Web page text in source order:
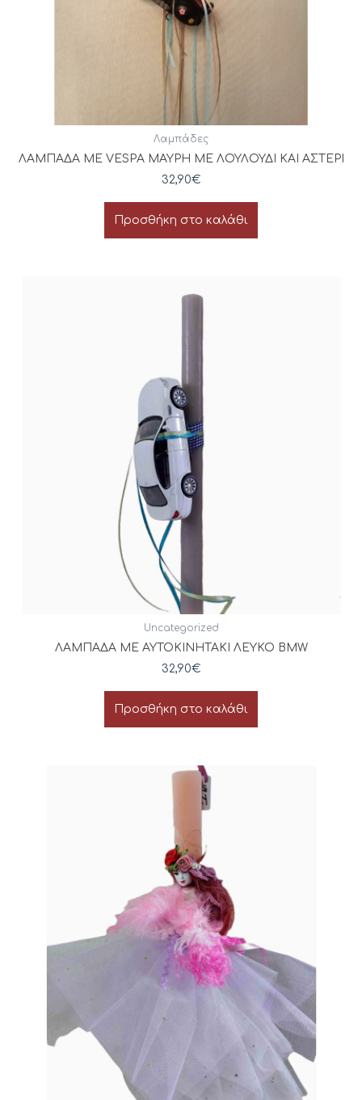
Λαμπάδες
ΛΑΜΠΑΔΑ ΜΕ VESPA ΜΑΥΡΗ ΜΕ ΛΟΥΛΟΥΔΙ ΚΑΙ ΑΣΤΕΡΙ
32,90€
Προσθήκη στο καλάθι
Uncategorized
ΛΑΜΠΑΔΑ ΜΕ ΑΥΤΟΚΙΝΗΤΑΚΙ ΛΕΥΚΟ BMW
32,90€
Προσθήκη στο καλάθι